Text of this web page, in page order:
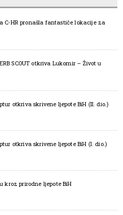
C-HR pronašla fantastiče lokacije za
SCOUT otkriva Lukomir – Život u
otkriva skrivene ljepote BiH (II. dio.)
otkriva skrivene ljepote BiH (I. dio.)
kroz prirodne ljepote BiH